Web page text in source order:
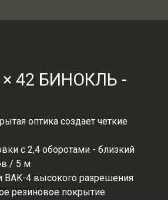
× 42 БИНОКЛЬ -
оптика создает четкие
с 2,4 оборотами - близкий
/ 5 м
4 высокого разрешения
резиновое покрытие